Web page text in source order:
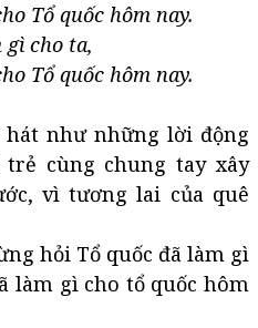
Tổ quốc hôm nay.
cho ta,
Tổ quốc hôm nay.
hát như những lời động
cùng chung tay xây
vì tương lai của quê
hỏi Tổ quốc đã làm gì
làm gì cho tổ quốc hôm